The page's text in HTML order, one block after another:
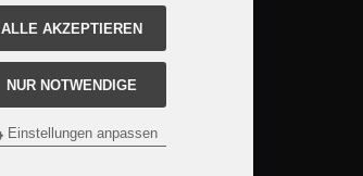
ALLE AKZEPTIEREN
NUR NOTWENDIGE
Einstellungen anpassen